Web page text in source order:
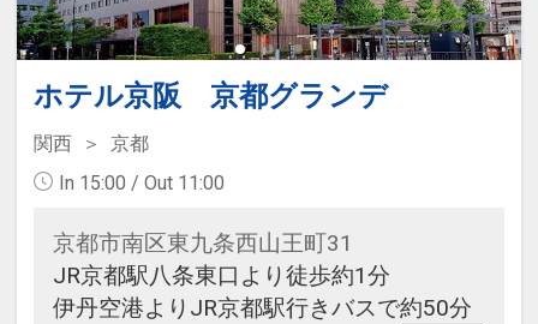
ホテル京阪 京都グランデ
関西
京都
In 15:00 / Out 11:00
京都市南区東九条西山王町31
JR京都駅八条東口より徒歩約1分
伊丹空港よりJR京都駅行きバスで約50分